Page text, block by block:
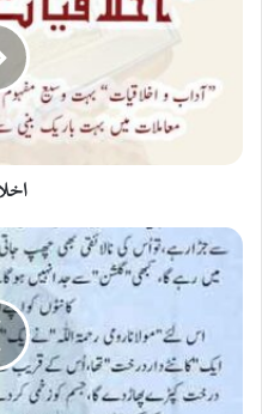
اھلُ
اللہکی
رفاقت